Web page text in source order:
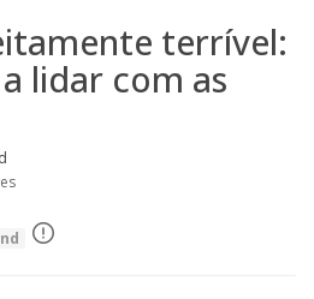
terrível:
lidar com as